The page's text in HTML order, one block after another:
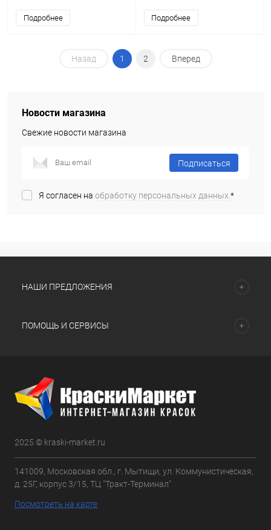
Подробнее Подробнее
Назад 1 2 Вперед
Новости магазина
Свежие новости магазина
Подписаться
Я согласен на обработку персональных данных.*
НАШИ ПРЕДЛОЖЕНИЯ
ПОМОЩЬ И СЕРВИСЫ
2025 © kraski-market.ru
141009, Московская обл., г. Мытищи, ул. Коммунистическая,
д. 25Г, корпус 3/15, ТЦ "Тракт-Терминал"
Посмотреть на карте